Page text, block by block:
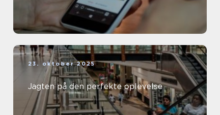
23. oktober 2025
Jagten på den perfekte oplevelse